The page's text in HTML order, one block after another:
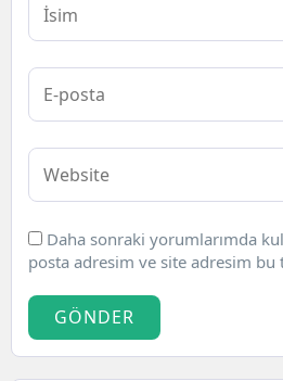
Daha sonraki yorumlarımda
posta adresim ve site adresim bu
GÖNDER